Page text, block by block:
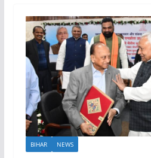
BIHAR NEWS